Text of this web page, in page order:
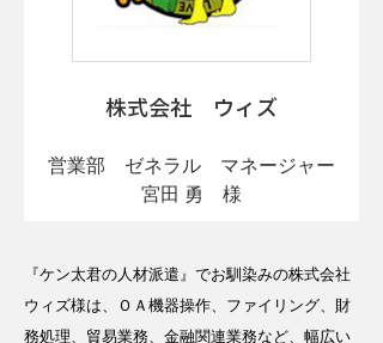
株式会社　ウィズ
営業部　ゼネラル　マネージャー
宮田 勇　様
『ケン太君の人材派遣』でお馴染みの株式会社
ウィズ様は、ＯＡ機器操作、ファイリング、財
務処理、貿易業務、金融関連業務など、幅広い